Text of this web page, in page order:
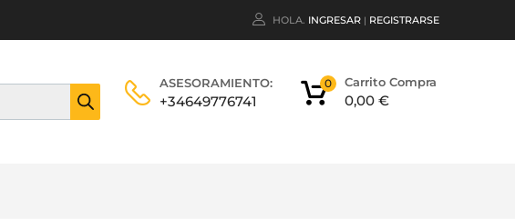
HOLA. INGRESAR | REGISTRARSE
ASESORAMIENTO:
+34649776741
Carrito Compra
0,00 €
0